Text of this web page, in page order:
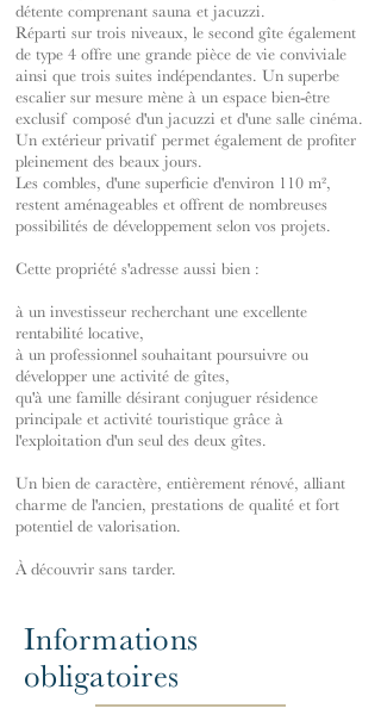
détente comprenant sauna et jacuzzi.
Réparti sur trois niveaux, le second gîte également
de type 4 offre une grande pièce de vie conviviale
ainsi que trois suites indépendantes. Un superbe
escalier sur mesure mène à un espace bien-être
exclusif composé d'un jacuzzi et d'une salle cinéma.
Un extérieur privatif permet également de profiter
pleinement des beaux jours.
Les combles, d'une superficie d'environ 110 m²,
restent aménageables et offrent de nombreuses
possibilités de développement selon vos projets.
Cette propriété s'adresse aussi bien :
à un investisseur recherchant une excellente
rentabilité locative,
à un professionnel souhaitant poursuivre ou
développer une activité de gîtes,
qu'à une famille désirant conjuguer résidence
principale et activité touristique grâce à
l'exploitation d'un seul des deux gîtes.
Un bien de caractère, entièrement rénové, alliant
charme de l'ancien, prestations de qualité et fort
potentiel de valorisation.
À découvrir sans tarder.
Informations
obligatoires